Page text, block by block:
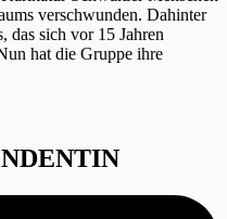
verschwunden. Dahinter
das sich vor 15 Jahren
hat die Gruppe ihre